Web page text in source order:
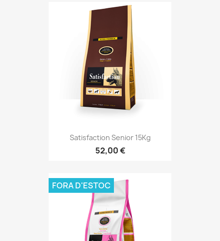
Satisfaction Senior 15Kg
52,00 €
FORA D'ESTOC